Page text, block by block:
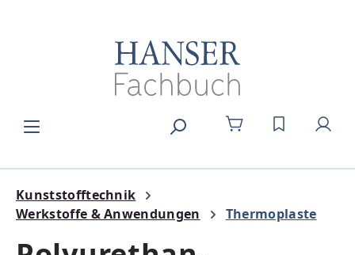
DU HAST 0
Kunststofftechnik
Werkstoffe & Anwendungen
Thermoplaste